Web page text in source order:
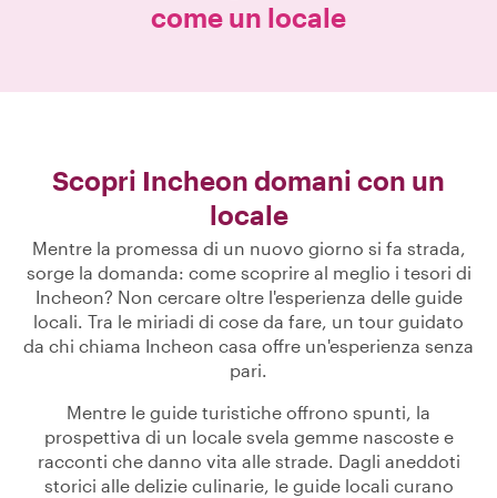
come un locale
Scopri Incheon domani con un
locale
Mentre la promessa di un nuovo giorno si fa strada,
sorge la domanda: come scoprire al meglio i tesori di
Incheon? Non cercare oltre l'esperienza delle guide
locali. Tra le miriadi di cose da fare, un tour guidato
da chi chiama Incheon casa offre un'esperienza senza
pari.
Mentre le guide turistiche offrono spunti, la
prospettiva di un locale svela gemme nascoste e
racconti che danno vita alle strade. Dagli aneddoti
storici alle delizie culinarie, le guide locali curano